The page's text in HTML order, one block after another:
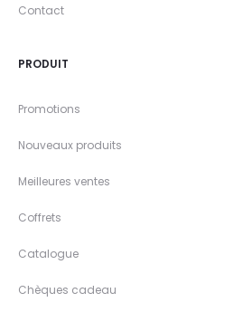
Contact
PRODUIT
Promotions
Nouveaux produits
Meilleures ventes
Coffrets
Catalogue
Chèques cadeau